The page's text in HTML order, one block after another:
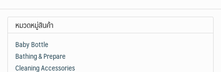
หมวดหมู่สินค้า
Baby Bottle
Bathing & Prepare
Cleaning Accessories